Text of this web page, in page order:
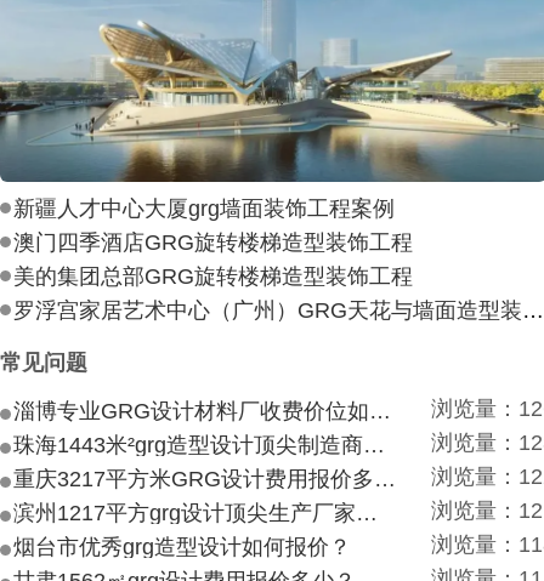
新疆人才中心大厦grg墙面装饰工程案例
澳门四季酒店GRG旋转楼梯造型装饰工程
美的集团总部GRG旋转楼梯造型装饰工程
罗浮宫家居艺术中心（广州）GRG天花与墙面造型装饰工程
常见问题
淄博专业GRG设计材料厂收费价位如何？
浏览量：
珠海1443米²grg造型设计顶尖制造商付费付费多少？
浏览量：
重庆3217平方米GRG设计费用报价多少？
浏览量：
滨州1217平方grg设计顶尖生产厂家价目如何？
浏览量：
烟台市优秀grg造型设计如何报价？
浏览量：